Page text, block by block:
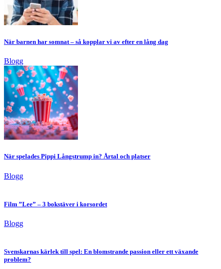
När barnen har somnat – så kopplar vi av efter en lång dag
Blogg
När spelades Pippi Långstrump in? Årtal och platser
Blogg
Film ”Lee” – 3 bokstäver i korsordet
Blogg
Svenskarnas kärlek till spel: En blomstrande passion eller ett växande
problem?